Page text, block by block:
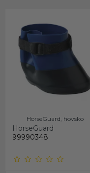
HorseGuard, hovsko
HorseGuard
99990348